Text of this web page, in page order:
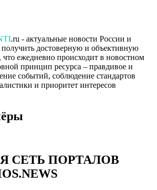
.ru - актуальные новости России и
достоверную и объективную
ежедневно происходит в новостном
принцип ресурса – правдивое и
событий, соблюдение стандартов
и приоритет интересов
СЕТЬ ПОРТАЛОВ